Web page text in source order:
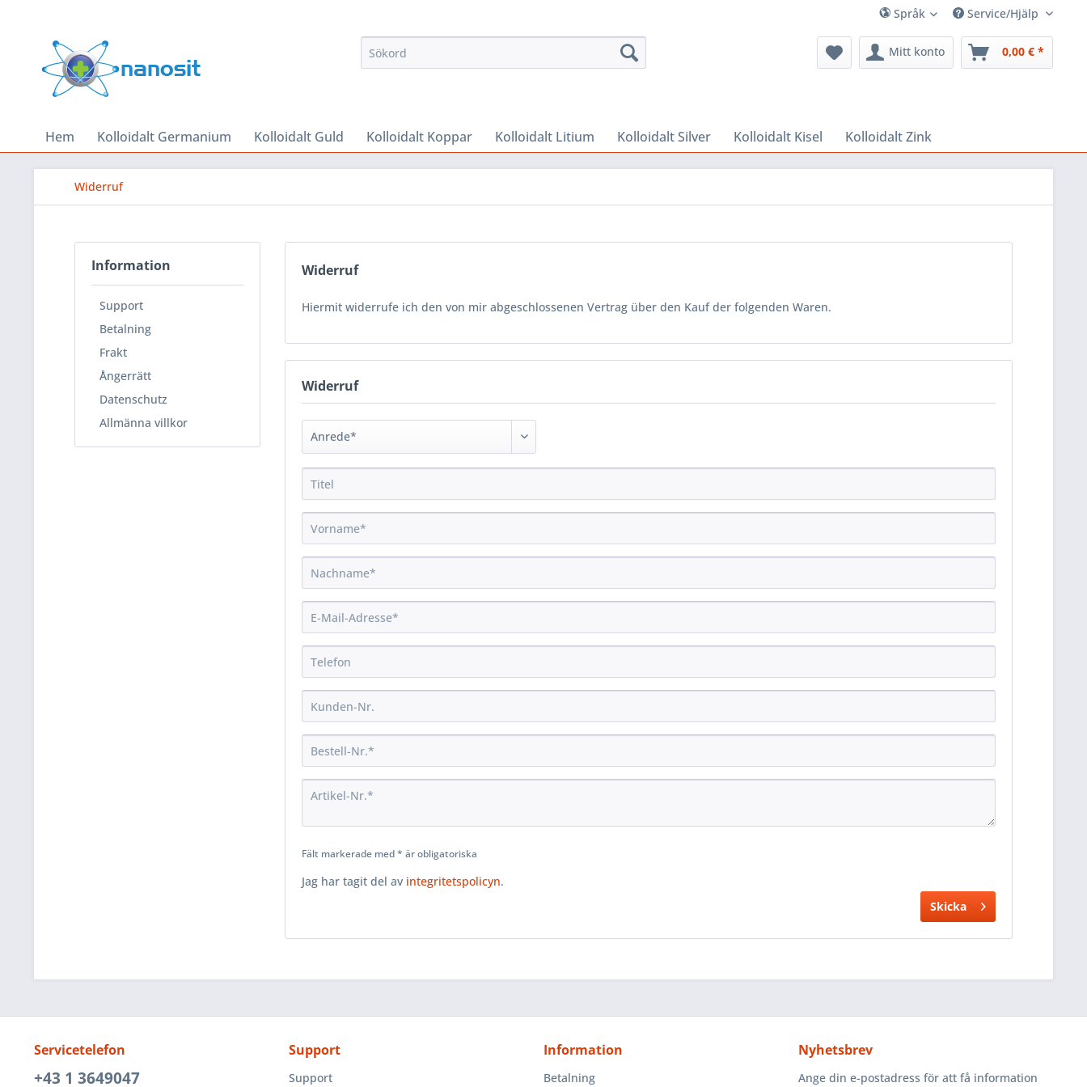
Språk Service/Hjälp
Mitt konto 0,00 € *
Hem Kolloidalt Germanium Kolloidalt Guld Kolloidalt Koppar Kolloidalt Litium Kolloidalt Silver Kolloidalt Kisel Kolloidalt Zink
Widerruf
Information
Support
Betalning
Frakt
Ångerrätt
Datenschutz
Allmänna villkor
Widerruf
Hiermit widerrufe ich den von mir abgeschlossenen Vertrag über den Kauf der folgenden Waren.
Widerruf
Fält markerade med * är obligatoriska
Jag har tagit del av integritetspolicyn.
Skicka
Servicetelefon
+43 1 3649047
Support
Support
Information
Betalning
Nyhetsbrev
Ange din e-postadress för att få information